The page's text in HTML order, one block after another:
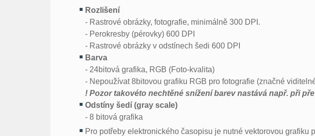
Rozlišení
- Rastrové obrázky, fotografie, minimálně 300 DPI.
- Perokresby (pérovky) 600 DPI
- Rastrové obrázky v odstínech šedi 600 DPI
Barva
- 24bitová grafika, RGB (Foto-kvalita)
- Nepoužívat 8bitovou grafiku RGB pro fotografie (značné
! Pozor takovéto nechtěné snížení barev nastává např. při
Odstíny šedí (gray scale)
- 8 bitová grafika
Pro potřeby elektronického časopisu je nutné vektorovou grafiku